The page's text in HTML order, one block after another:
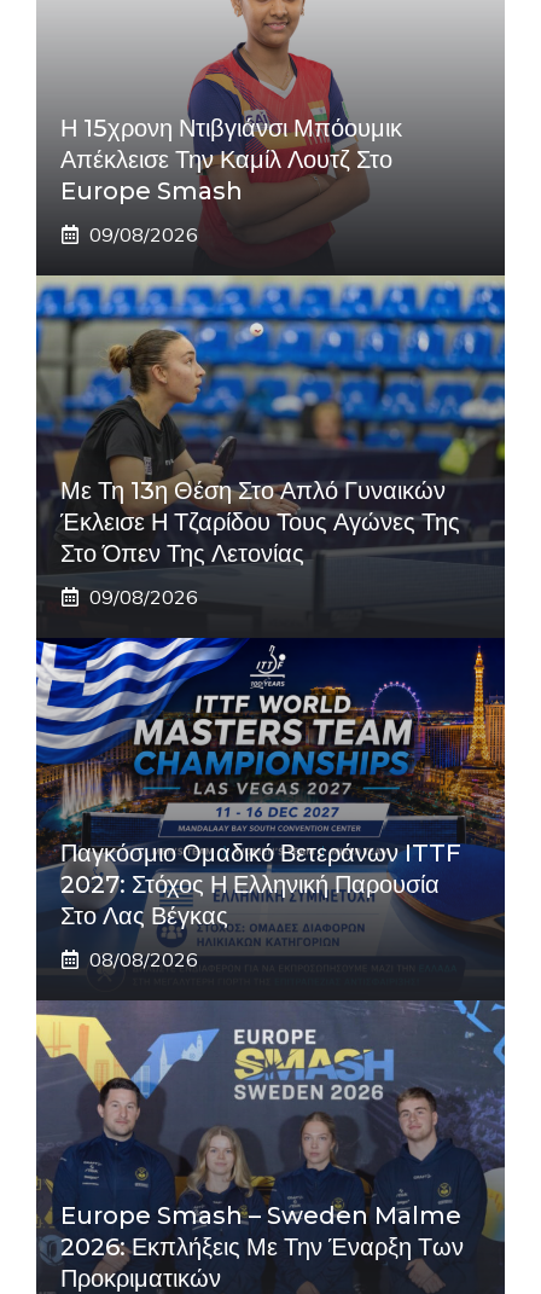
Η 15χρονη Ντιβγιάνσι Μπόουμικ
Απέκλεισε Την Καμίλ Λουτζ Στο
Europe Smash
09/08/2026
Με Τη 13η Θέση Στο Απλό Γυναικών
Έκλεισε Η Τζαρίδου Τους Αγώνες Της
Στο Όπεν Της Λετονίας
09/08/2026
Παγκόσμιο Ομαδικό Βετεράνων ITTF
2027: Στόχος Η Ελληνική Παρουσία
Στο Λας Βέγκας
08/08/2026
Europe Smash – Sweden Malme
2026: Εκπλήξεις Με Την Έναρξη Των
Προκριματικών